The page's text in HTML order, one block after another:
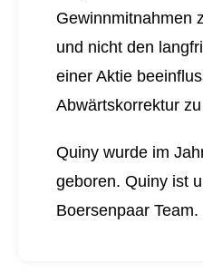
Gewinnmitnahmen
und nicht den
einer Aktie
Abwärtskorrektur
Quiny wurde im
geboren. Quiny ist
Boersenpaar Team.